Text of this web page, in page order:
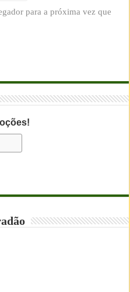
para a próxima vez que